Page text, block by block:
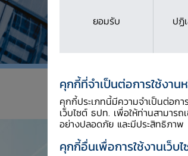
ยอมรับ ปฏิ
คุกกี้ที่จำเป็นต่อการใช้งาน
คุกกี้ประเภทนี้มีความจำเป็นต่อก
เว็บไซต์ ธปท. เพื่อให้ท่านสามารถ
อย่างปลอดภัย และมีประสิทธิภาพ
คุกกี้อื่นเพื่อการใช้งานเว็บไ